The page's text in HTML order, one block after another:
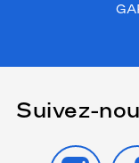
Suivez-